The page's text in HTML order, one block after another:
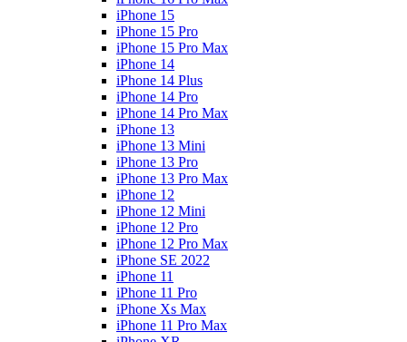
iPhone 15
iPhone 15 Pro
iPhone 15 Pro Max
iPhone 14
iPhone 14 Plus
iPhone 14 Pro
iPhone 14 Pro Max
iPhone 13
iPhone 13 Mini
iPhone 13 Pro
iPhone 13 Pro Max
iPhone 12
iPhone 12 Mini
iPhone 12 Pro
iPhone 12 Pro Max
iPhone SE 2022
iPhone 11
iPhone 11 Pro
iPhone Xs Max
iPhone 11 Pro Max